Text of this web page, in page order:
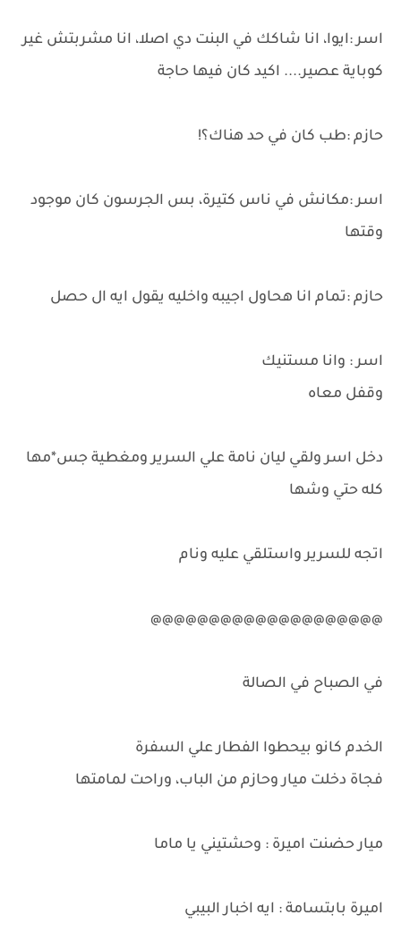
اسر :ايوا، انا شاكك في البنت دي اصلا، انا مشربتش غير
كوباية عصير.... اكيد كان فيها حاجة
حازم :طب كان في حد هناك؟!
اسر :مكانش في ناس كتيرة، بس الجرسون كان موجود
وقتها
حازم :تمام انا هحاول اجيبه واخليه يقول ايه ال حصل
اسر : وانا مستنيك
وقفل معاه
دخل اسر ولقي ليان نامة علي السرير ومغطية جس*مها
كله حتي وشها
اتجه للسرير واستلقي عليه ونام
@@@@@@@@@@@@@@@@@@@@
في الصباح في الصالة
الخدم كانو بيحطوا الفطار علي السفرة
فجاة دخلت ميار وحازم من الباب، وراحت لمامتها
ميار حضنت اميرة : وحشتيني يا ماما
اميرة بابتسامة : ايه اخبار البيبي